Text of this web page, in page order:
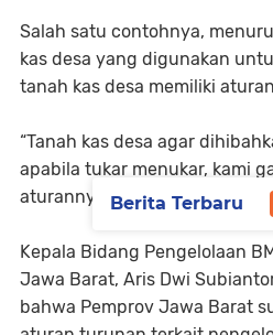
Salah satu contohnya,
kas desa yang digunakan
tanah kas desa memiliki
“Tanah kas desa agar
apabila tukar menukar, kami
aturannya,” ujarnya
Kepala Bidang Pengelolaan
Jawa Barat, Aris Dwi
bahwa Pemprov Jawa Barat
Berita Terbaru